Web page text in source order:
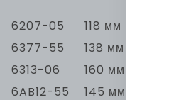
6207-05
118 мм
6377-55
138 мм
6313-06
160 мм
6AB12-55
145 мм